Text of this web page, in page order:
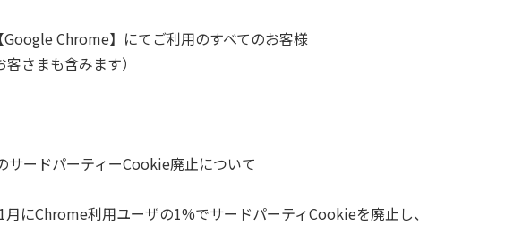
Chrome】にてご利用のすべてのお客様
さまも含みます）
サードパーティーCookie廃止について
にChrome利用ユーザの1%でサードパーティCookieを廃止し、